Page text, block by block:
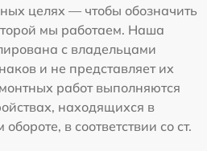
целях — чтобы обозначить
мы работаем. Наша
с владельцами
и не представляет их
работ выполняются
находящихся в
в соответствии со ст.